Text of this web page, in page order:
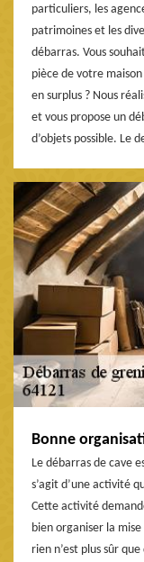
particuliers, les
patrimoines et les
débarras. Vous
pièce de votre
en surplus ? Nous
et vous propose un
d’objets possible. Le
Bonne
Le débarras de cave
s’agit d’une activité
Cette activité
bien organiser la
rien n’est plus sûr